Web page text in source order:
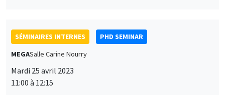
SÉMINAIRES INTERNES
PHD SEMINAR
MEGASalle Carine Nourry
Mardi 25 avril 2023
11:00 à 12:15